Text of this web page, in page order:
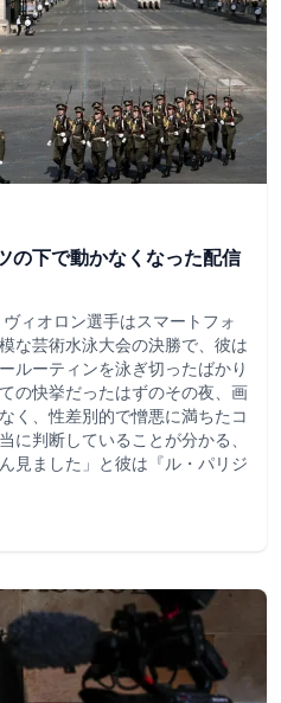
の下で動かなくなった配信
ィオロン選手はスマートフォ
な芸術水泳大会の決勝で、彼は
ルーティンを泳ぎ切ったばかり
の快挙だったはずのその夜、画
く、性差別的で憎悪に満ちたコ
に判断していることが分かる、
見ました」と彼は『ル・パリジ